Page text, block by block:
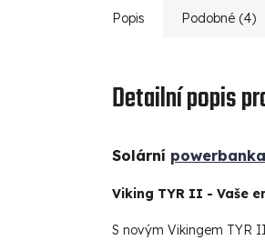
Popis Podobné (4)
Detailní popis
Solární powerbanka
Viking TYR II - Vaše
S novým Vikingem TYR